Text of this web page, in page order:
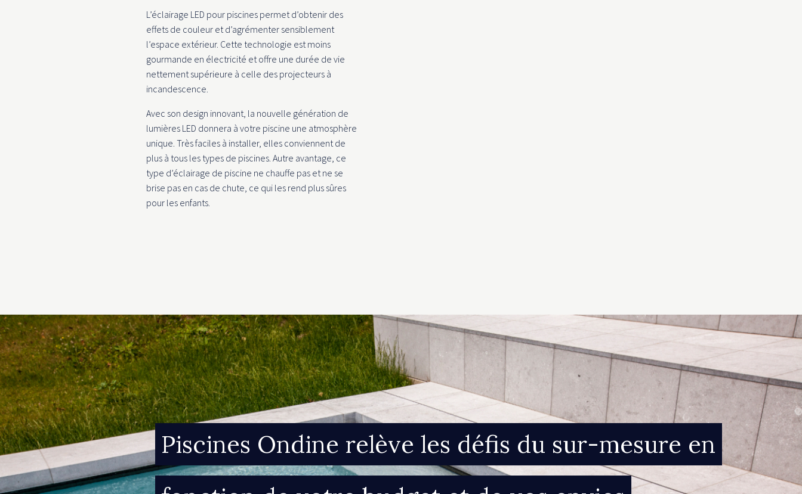
L’éclairage LED pour piscines permet d’obtenir des
effets de couleur et d’agrémenter sensiblement
l’espace extérieur. Cette technologie est moins
gourmande en électricité et offre une durée de vie
nettement supérieure à celle des projecteurs à
incandescence.
Avec son design innovant, la nouvelle génération de
lumières LED donnera à votre piscine une atmosphère
unique. Très faciles à installer, elles conviennent de
plus à tous les types de piscines. Autre avantage, ce
type d’éclairage de piscine ne chauffe pas et ne se
brise pas en cas de chute, ce qui les rend plus sûres
pour les enfants.
Piscines Ondine relève les défis du sur-mesure en